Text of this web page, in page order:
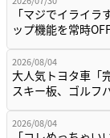
「マジでイライ
ップ機能を常時
2026/08/04
大人気トヨタ車「
スキー板、ゴルフ
2026/08/04